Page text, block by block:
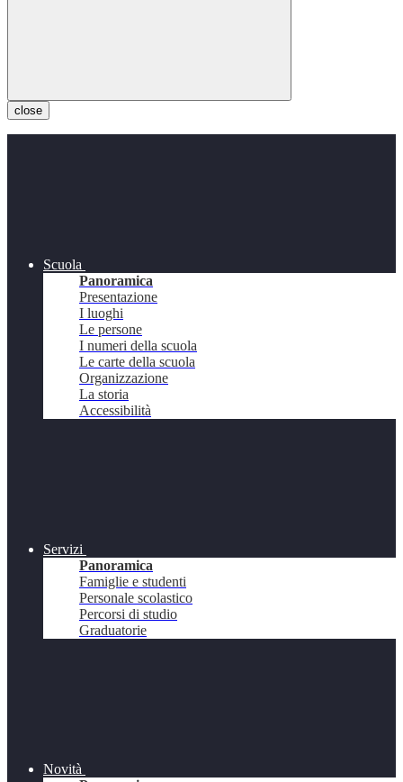
close
Scuola
Panoramica
Presentazione
I luoghi
Le persone
I numeri della scuola
Le carte della scuola
Organizzazione
La storia
Accessibilità
Servizi
Panoramica
Famiglie e studenti
Personale scolastico
Percorsi di studio
Graduatorie
Novità